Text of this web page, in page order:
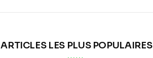
ARTICLES LES PLUS POPULAIRES